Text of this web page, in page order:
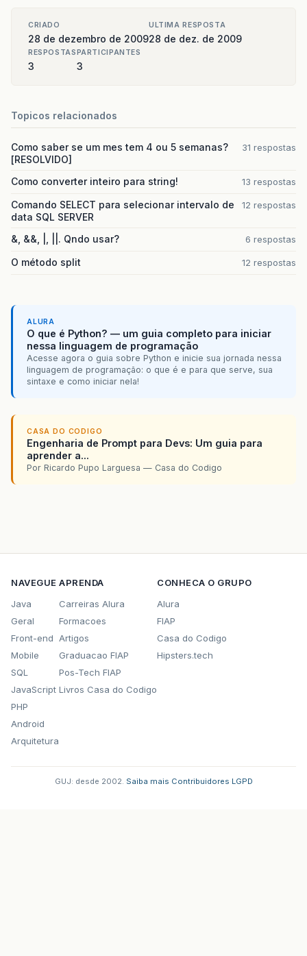
CRIADO
28 de dezembro de 2009
ULTIMA RESPOSTA
28 de dez. de 2009
RESPOSTAS
3
PARTICIPANTES
3
Topicos relacionados
Como saber se um mes tem 4 ou 5 semanas?
[RESOLVIDO]
31 respostas
Como converter inteiro para string! 13 respostas
Comando SELECT para selecionar intervalo de
data SQL SERVER
12 respostas
&, &&, |, ||. Qndo usar? 6 respostas
O método split 12 respostas
ALURA
O que é Python? — um guia completo para iniciar
nessa linguagem de programação
Acesse agora o guia sobre Python e inicie sua jornada nessa
linguagem de programação: o que é e para que serve, sua
sintaxe e como iniciar nela!
CASA DO CODIGO
Engenharia de Prompt para Devs: Um guia para
aprender a...
Por Ricardo Pupo Larguesa — Casa do Codigo
NAVEGUE
Java
Geral
Front-end
Mobile
SQL
JavaScript
PHP
Android
Arquitetura
APRENDA
Carreiras Alura
Formacoes
Artigos
Graduacao FIAP
Pos-Tech FIAP
Livros Casa do Codigo
CONHECA O GRUPO
Alura
FIAP
Casa do Codigo
Hipsters.tech
GUJ: desde 2002. Saiba mais Contribuidores LGPD